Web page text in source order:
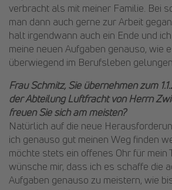
verbracht als mit meiner Familie. Bei
man dann auch gerne zur Arbeit
halt irgendwann auch ein Ende und
meine neuen Aufgaben genauso, wie
überwiegend im Berufsleben
Frau Schmitz, Sie übernehmen zum
der Abteilung Luftfracht von Herrn
freuen Sie sich am meisten?
Natürlich auf die neue
ich genauso gut meinen Weg finden
möchte stets ein offenes Ohr für mein
wünsche mir, dass ich es schaffe die
Aufgaben genauso zu meistern, wie